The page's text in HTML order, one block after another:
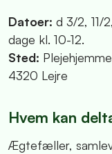
Datoer: d 3/2, 11/
dage kl. 10-12.
Sted:
4320 Lejre
Hvem kan
Ægtefæller,